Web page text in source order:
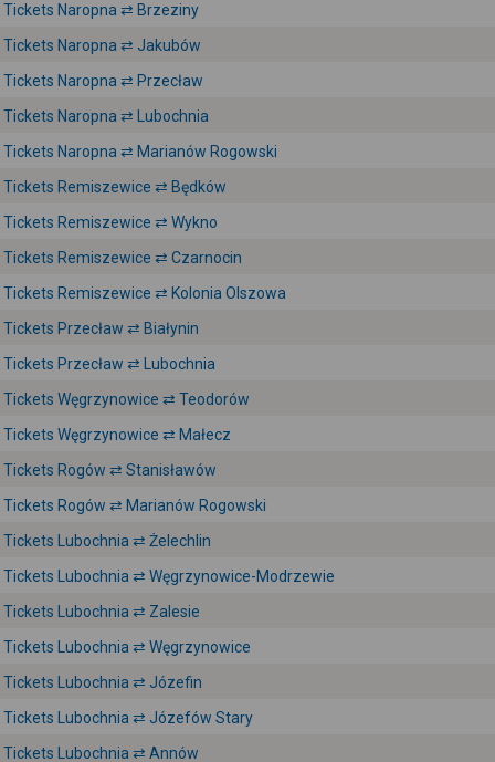
Tickets Naropna ⇄ Brzeziny
Tickets Naropna ⇄ Jakubów
Tickets Naropna ⇄ Przecław
Tickets Naropna ⇄ Lubochnia
Tickets Naropna ⇄ Marianów Rogowski
Tickets Remiszewice ⇄ Będków
Tickets Remiszewice ⇄ Wykno
Tickets Remiszewice ⇄ Czarnocin
Tickets Remiszewice ⇄ Kolonia Olszowa
Tickets Przecław ⇄ Białynin
Tickets Przecław ⇄ Lubochnia
Tickets Węgrzynowice ⇄ Teodorów
Tickets Węgrzynowice ⇄ Małecz
Tickets Rogów ⇄ Stanisławów
Tickets Rogów ⇄ Marianów Rogowski
Tickets Lubochnia ⇄ Żelechlin
Tickets Lubochnia ⇄ Węgrzynowice-Modrzewie
Tickets Lubochnia ⇄ Zalesie
Tickets Lubochnia ⇄ Węgrzynowice
Tickets Lubochnia ⇄ Józefin
Tickets Lubochnia ⇄ Józefów Stary
Tickets Lubochnia ⇄ Annów